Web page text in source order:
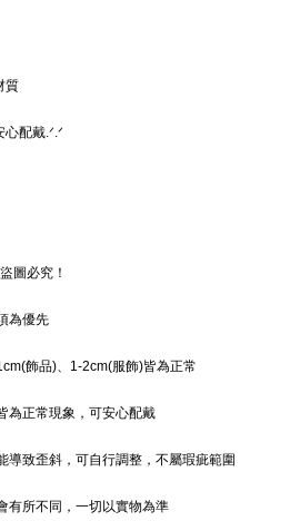
質
配戴.ᐟ‪‪‪.ᐟ‪‪‪
圖必究！
為優先
飾品)、1-2cm(服飾)皆為正常
為正常現象，可安心配戴
致歪斜，可自行調整，不屬瑕疵範圍
有所不同，一切以實物為準